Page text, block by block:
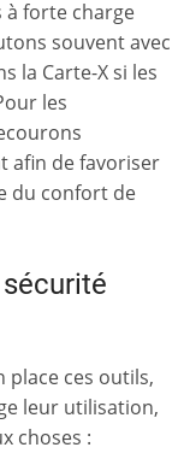
à forte charge
souvent avec
la Carte-X si les
les
afin de favoriser
du confort de
place ces outils,
leur utilisation,
choses :